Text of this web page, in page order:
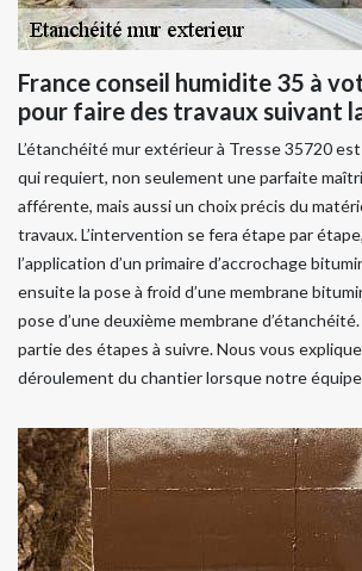
France conseil humidite 35 à
pour faire des travaux suivant
L’étanchéité mur extérieur à Tresse 35720
qui requiert, non seulement une parfaite
afférente, mais aussi un choix précis du
travaux. L’intervention se fera étape par
l’application d’un primaire d’accrochage
ensuite la pose à froid d’une membrane
pose d’une deuxième membrane
partie des étapes à suivre. Nous vous
déroulement du chantier lorsque notre